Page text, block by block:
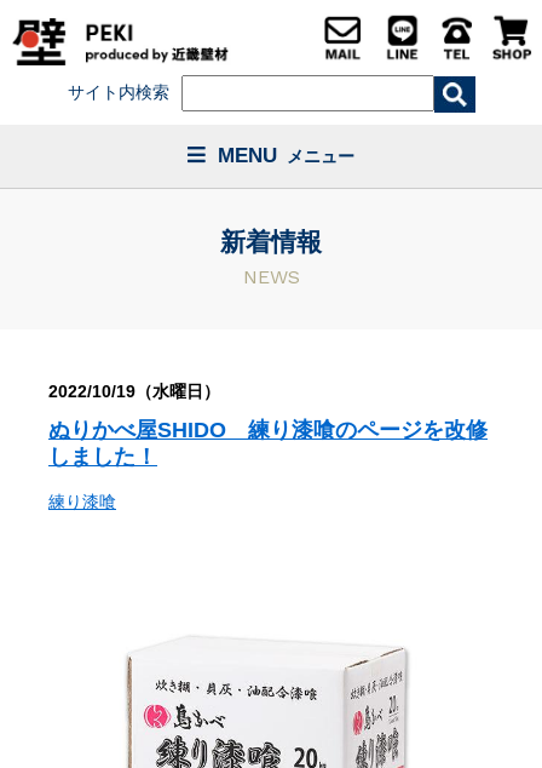
サイト内検索
MENU メニュー
新着情報
NEWS
2022/10/19（水曜日）
ぬりかべ屋SHIDO 練り漆喰のページを改修
しました！
練り漆喰